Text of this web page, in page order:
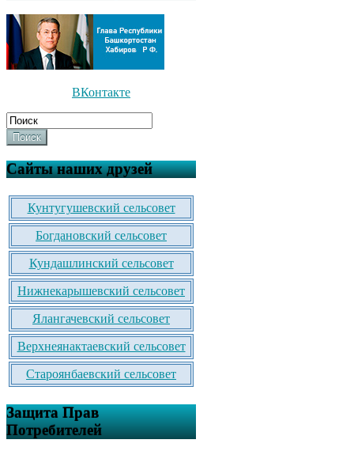
ВКонтакте
Поиск
Сайты наших друзей
Кунтугушевский сельсовет
Богдановский сельсовет
Кундашлинский сельсовет
Нижнекарышевский сельсовет
Ялангачевский сельсовет
Верхнеянактаевский сельсовет
Староянбаевский сельсовет
Защита Прав
Потребителей